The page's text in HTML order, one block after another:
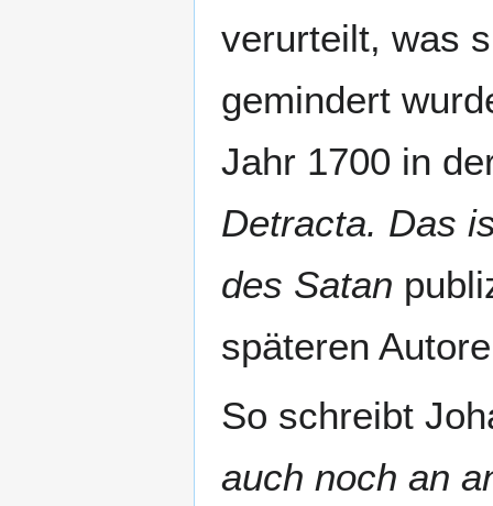
verurteilt, was
gemindert
Jahr 1700 in
Detracta. Das
des Satan
späteren
So schreibt
auch noch an